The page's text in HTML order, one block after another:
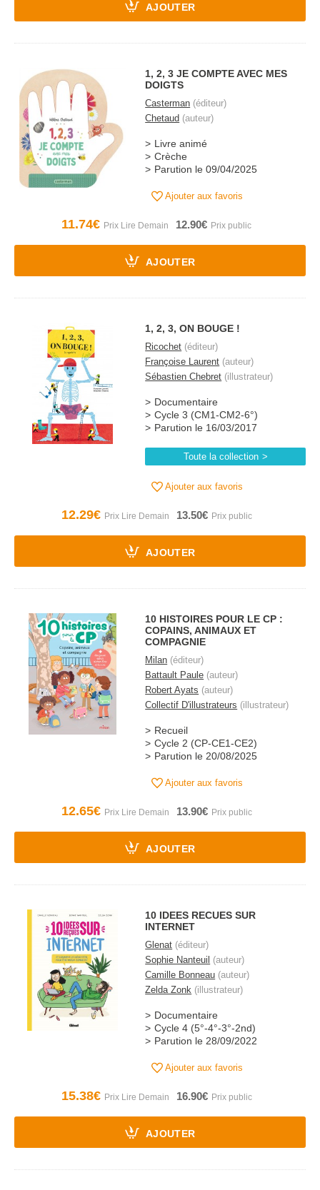
AJOUTER
1, 2, 3 JE COMPTE AVEC MES
DOIGTS
Casterman (éditeur)
Chetaud (auteur)
Livre animé
Crèche
Parution le 09/04/2025
Ajouter aux favoris
11.74€ 12.90€
AJOUTER
1, 2, 3, ON BOUGE !
Ricochet (éditeur)
Françoise Laurent (auteur)
Sébastien Chebret (illustrateur)
Documentaire
Cycle 3 (CM1-CM2-6°)
Parution le 16/03/2017
Toute la collection
Ajouter aux favoris
12.29€ 13.50€
AJOUTER
10 HISTOIRES POUR LE CP :
COPAINS, ANIMAUX ET
COMPAGNIE
Milan (éditeur)
Battault Paule (auteur)
Robert Ayats (auteur)
Collectif D'illustrateurs (illustrateur)
Recueil
Cycle 2 (CP-CE1-CE2)
Parution le 20/08/2025
Ajouter aux favoris
12.65€ 13.90€
AJOUTER
10 IDEES RECUES SUR
INTERNET
Glenat (éditeur)
Sophie Nanteuil (auteur)
Camille Bonneau (auteur)
Zelda Zonk (illustrateur)
Documentaire
Cycle 4 (5°-4°-3°-2nd)
Parution le 28/09/2022
Ajouter aux favoris
15.38€ 16.90€
AJOUTER